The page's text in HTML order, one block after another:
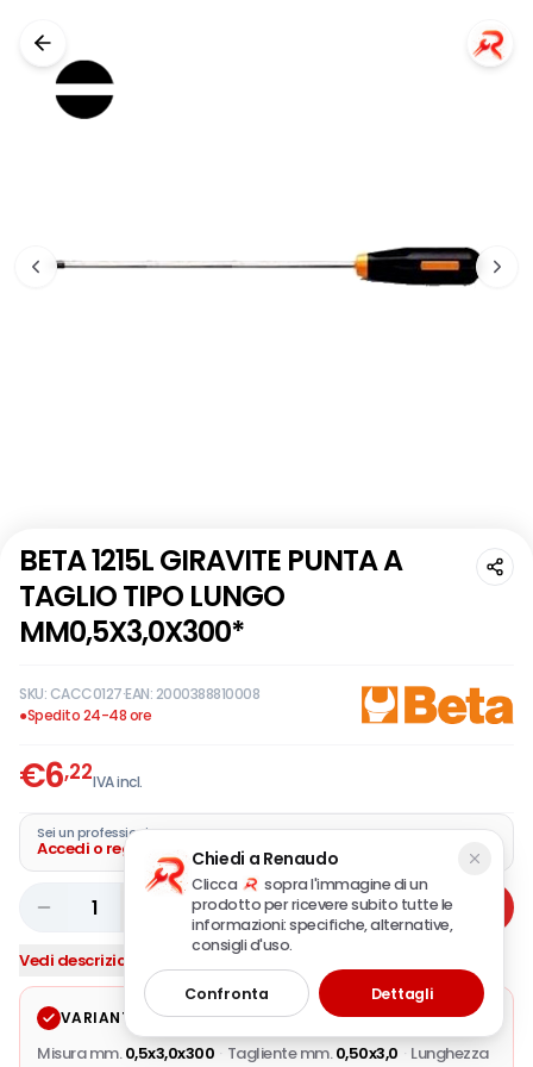
BETA 1215L GIRAVITE PUNTA A
TAGLIO TIPO LUNGO
MM0,5X3,0X300*
SKU:CACC0127·EAN:2000388810008
●Spedito 24-48 ore
€6,22IVA incl.
Sei un professionista?
Accedi o registra la tua azienda
1 Aggiungi
Vedi descrizione completa
VARIANTE SELEZIONATA Modifica
Misura mm. 0,5x3,0x300 · Tagliente mm. 0,50x3,0 · Lunghezza
Chiedi a Renaudo
Clicca
sopra l'immagine di un
prodotto per ricevere subito tutte le
informazioni: specifiche, alternative,
consigli d'uso.
Confronta Dettagli